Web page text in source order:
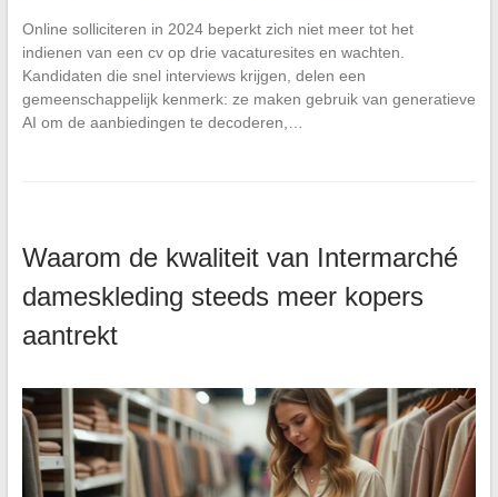
Online solliciteren in 2024 beperkt zich niet meer tot het
indienen van een cv op drie vacaturesites en wachten.
Kandidaten die snel interviews krijgen, delen een
gemeenschappelijk kenmerk: ze maken gebruik van generatieve
AI om de aanbiedingen te decoderen,…
Waarom de kwaliteit van Intermarché
dameskleding steeds meer kopers
aantrekt